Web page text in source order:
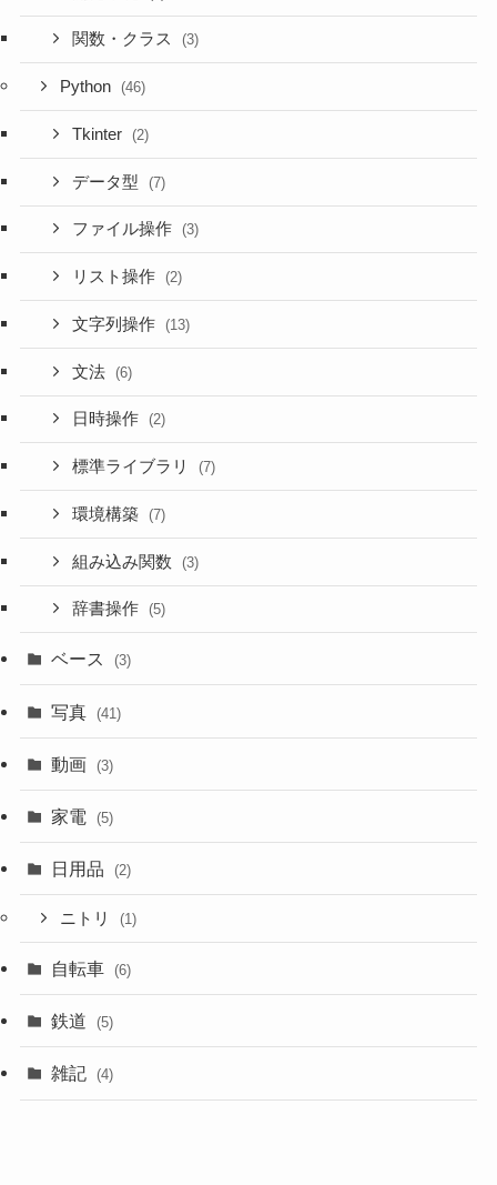
関数・クラス (3)
Python (46)
Tkinter (2)
データ型 (7)
ファイル操作 (3)
リスト操作 (2)
文字列操作 (13)
文法 (6)
日時操作 (2)
標準ライブラリ (7)
環境構築 (7)
組み込み関数 (3)
辞書操作 (5)
ベース (3)
写真 (41)
動画 (3)
家電 (5)
日用品 (2)
ニトリ (1)
自転車 (6)
鉄道 (5)
雑記 (4)